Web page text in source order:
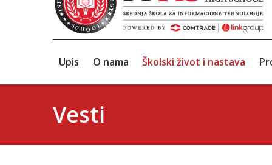
Upis O nama Školski život i nastava
Vesti